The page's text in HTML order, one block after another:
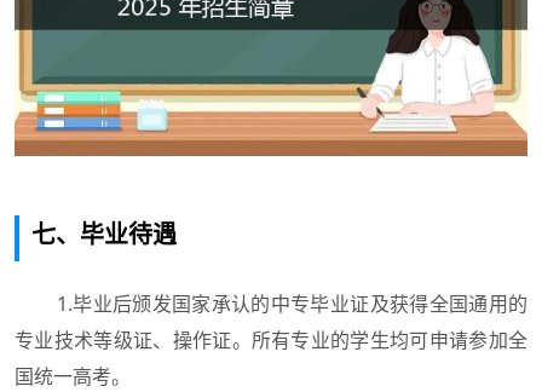
七、毕业待遇
1.毕业后颁发国家承认的中专毕业证及获得全国通用的
专业技术等级证、操作证。所有专业的学生均可申请参加全
国统一高考。